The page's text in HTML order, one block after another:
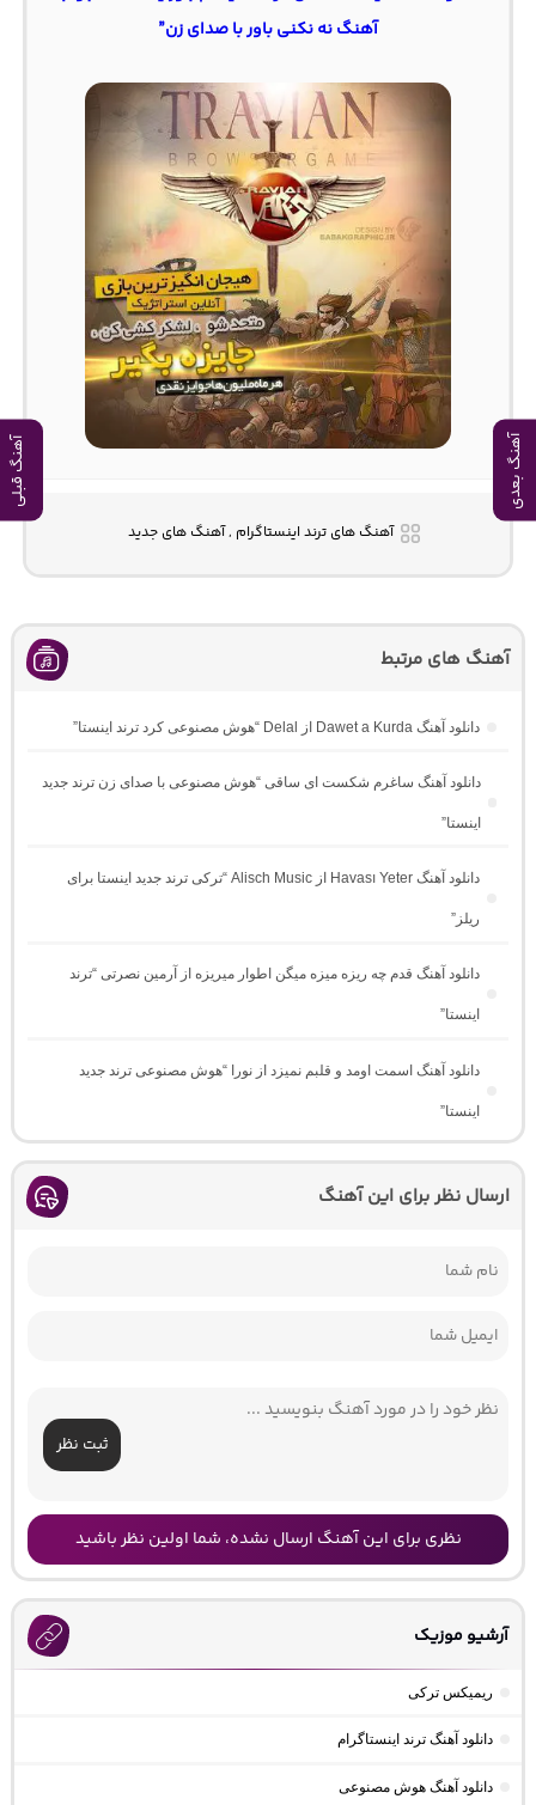
آهنگ بعدی آهنگ قبلی
آهنگ نه نکنی باور با صدای زن”
آهنگ های ترند اینستاگرام , آهنگ های جدید
آهنگ های مرتبط
دانلود آهنگ Dawet a Kurda از Delal “هوش مصنوعی کرد ترند اینستا”
دانلود آهنگ ساغرم شکست ای ساقی “هوش مصنوعی با صدای زن ترند جدید
اینستا”
دانلود آهنگ Havası Yeter از Alisch Music “ترکی ترند جدید اینستا برای
ریلز”
دانلود آهنگ ﻗﺪم ﭼﻪ رﻳﺰه ﻣﻴﺰه ﻣﻴﮕﻦ اﻃﻮار ﻣﻴﺮﻳﺰه از آرمین نصرتی “ترند
اینستا”
دانلود آهنگ اسمت اومد و قلبم نمیزد از نورا “هوش مصنوعی ترند جدید
اینستا”
ارسال نظر برای این آهنگ
ثبت نظر
نظری برای این آهنگ ارسال نشده، شما اولین نظر باشید
آرشیو موزیک
ریمیکس ترکی
دانلود آهنگ ترند اینستاگرام
دانلود آهنگ هوش مصنوعی